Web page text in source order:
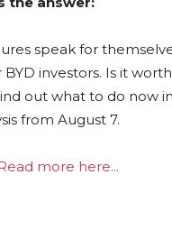
speak for
investors. Is it
out what to do now
from August 7.
more here...